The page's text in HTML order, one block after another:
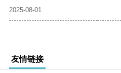
2025-08-01
友情链接